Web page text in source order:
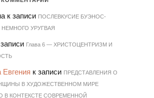
к записи ПОСЛЕВКУСИЕ БУЭНОС-
НЕМНОГО УРУГВАЯ
Гла­ва 6 — ХРИ­С­ТО­ЦЕН­Т­РИЗМ И
Евгения к записи ПРЕДСТАВЛЕНИЯ О
В ХУДОЖЕСТВЕННОМ МИРЕ
В КОНТЕКСТЕ СОВРЕМЕННОЙ